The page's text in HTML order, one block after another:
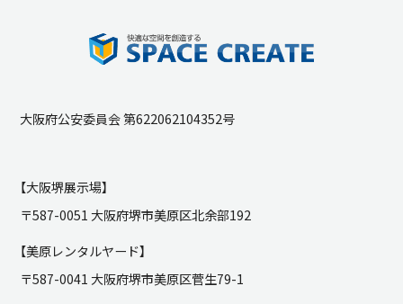
大阪府公安委員会 第622062104352号
【大阪堺展示場】
〒587-0051 大阪府堺市美原区北余部192
【美原レンタルヤード】
〒587-0041 大阪府堺市美原区菅生79-1